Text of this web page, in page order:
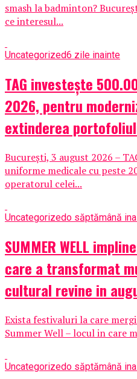
smash la badminton?
ce interesul...
Uncategorized6 zile inainte
TAG investește
2026, pentru
extinderea
București, 3 august 2026 –
uniforme medicale cu peste
operatorul celei...
Uncategorizedo săptămână
SUMMER WELL
care a transformat
cultural revine in
Exista festivaluri la care
Summer Well – locul in care
Uncategorizedo săptămână